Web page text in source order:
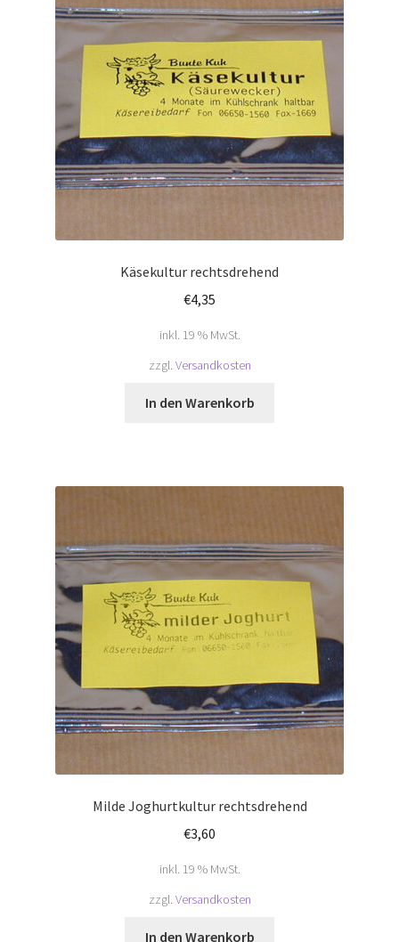
Käsekultur rechtsdrehend
€4,35
inkl. 19 % MwSt.
zzgl. Versandkosten
In den Warenkorb
Milde Joghurtkultur rechtsdrehend
€3,60
inkl. 19 % MwSt.
zzgl. Versandkosten
In den Warenkorb